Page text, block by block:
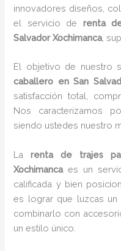
innovadores diseños,
el servicio de renta
Salvador Xochimanca,
El objetivo de nuestro
caballero en San
satisfacción total,
Nos caracterizamos
siendo ustedes nuestro
Larenta de trajes
Xochimancaes un
calificada y bien
es lograr que luzcas
combinarlo con
un estilo único.